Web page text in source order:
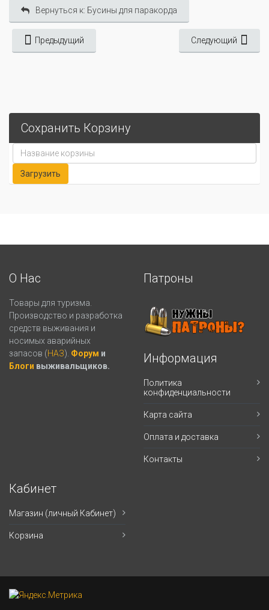
Вернуться к: Бусины для паракорда
Предыдущий Следующий
Сохранить Корзину
О Нас
Товары для туризма.
Производство и разработка
средств выживания и
носимых аварийных
запасов (НАЗ). Форум и
Блоги выживальщиков.
Патроны
Информация
Политика
конфиденциальности
Карта сайта
Оплата и доставка
Контакты
Кабинет
Магазин (личный Кабинет)
Корзина